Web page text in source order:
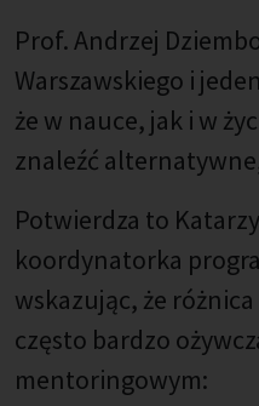
Prof. Andrzej
Warszawskiego i
że w nauce, jak i w
znaleźć
Potwierdza to
koordynatorka
wskazując, że
często bardzo
mentoringowym: